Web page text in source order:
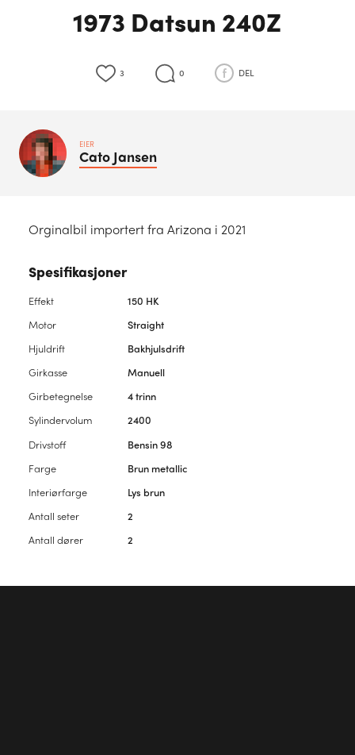
1973 Datsun 240Z
3 0 DEL
EIER
Cato Jansen
Orginalbil importert fra Arizona i 2021
Spesifikasjoner
Effekt
150 HK
Motor
Straight
Hjuldrift
Bakhjulsdrift
Girkasse
Manuell
Girbetegnelse
4 trinn
Sylindervolum
2400
Drivstoff
Bensin 98
Farge
Brun metallic
Interiørfarge
Lys brun
Antall seter
2
Antall dører
2